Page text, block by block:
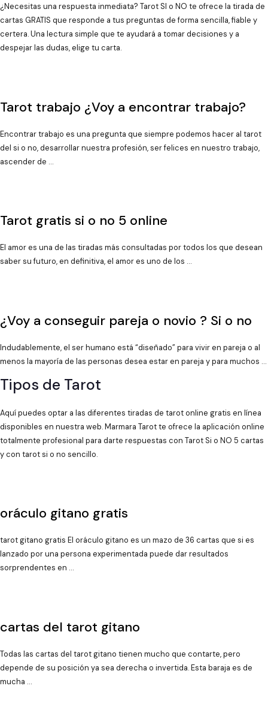
¿Necesitas una respuesta inmediata? Tarot SI o NO te ofrece la tirada de
cartas GRATIS que responde a tus preguntas de forma sencilla, fiable y
certera. Una lectura simple que te ayudará a tomar decisiones y a
despejar las dudas, elige tu carta.
Tarot trabajo ¿Voy a encontrar trabajo?
Encontrar trabajo es una pregunta que siempre podemos hacer al tarot
del si o no, desarrollar nuestra profesión, ser felices en nuestro trabajo,
ascender de …
Tarot gratis si o no 5 online
El amor es una de las tiradas más consultadas por todos los que desean
saber su futuro, en definitiva, el amor es uno de los …
¿Voy a conseguir pareja o novio ? Si o no
Indudablemente, el ser humano está “diseñado” para vivir en pareja o al
menos la mayoría de las personas desea estar en pareja y para muchos …
Tipos de Tarot
Aquí puedes optar a las diferentes tiradas de tarot online gratis en línea
disponibles en nuestra web. Marmara Tarot te ofrece la aplicación online
totalmente profesional para darte respuestas con Tarot Si o NO 5 cartas
y con tarot si o no sencillo.
oráculo gitano gratis
tarot gitano gratis El oráculo gitano es un mazo de 36 cartas que si es
lanzado por una persona experimentada puede dar resultados
sorprendentes en …
cartas del tarot gitano
Todas las cartas del tarot gitano tienen mucho que contarte, pero
depende de su posición ya sea derecha o invertida. Esta baraja es de
mucha …